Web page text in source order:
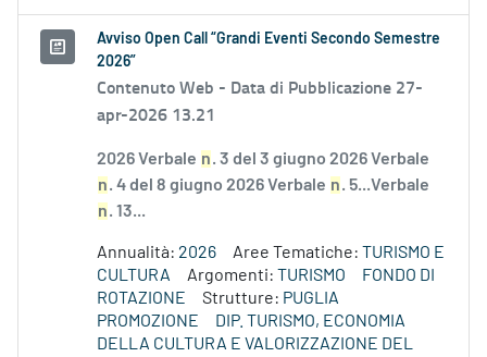
Avviso Open Call “Grandi Eventi Secondo Semestre
2026”
Contenuto Web - Data di Pubblicazione 27-
apr-2026 13.21
2026 Verbale n. 3 del 3 giugno 2026 Verbale
n. 4 del 8 giugno 2026 Verbale n. 5...Verbale
n. 13...
Annualità: 2026 Aree Tematiche: TURISMO E
CULTURA
Argomenti: TURISMO
FONDO DI
ROTAZIONE
Strutture: PUGLIA
PROMOZIONE
DIP. TURISMO, ECONOMIA
DELLA CULTURA E VALORIZZAZIONE DEL